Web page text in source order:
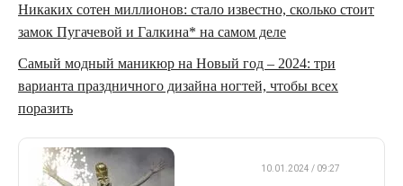
Никаких сотен миллионов: стало известно, сколько стоит
замок Пугачевой и Галкина* на самом деле
Самый модный маникюр на Новый год – 2024: три
варианта праздничного дизайна ногтей, чтобы всех
поразить
10.01.2024 / 09:27